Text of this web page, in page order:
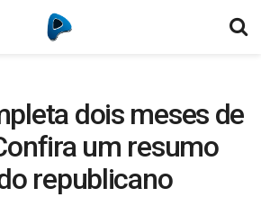
dois meses de
um resumo
republicano